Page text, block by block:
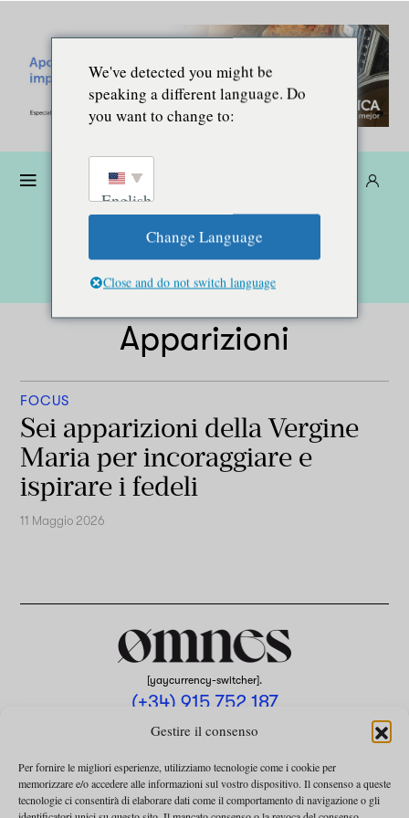
Gestire il consenso
Per fornire le migliori esperienze, utilizziamo tecnologie come i cookie per
memorizzare e/o accedere alle informazioni sul vostro dispositivo. Il consenso a queste
tecnologie ci consentirà di elaborare dati come il comportamento di navigazione o gli
Apparizioni
FOCUS
Sei apparizioni della Vergine
Maria per incoraggiare e
ispirare i fedeli
11 Maggio 2026
[yaycurrency-switcher].
(+34) 915 752 187
omnes@omnesmag.com
We've detected you might be
speaking a different language. Do
you want to change to:
English
Change Language
Close and do not switch language